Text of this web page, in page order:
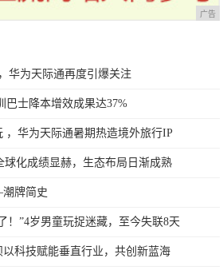
广告
华为天际通再度引爆关注
巴士降本增效成果达37%
，华为天际通暑期热造境外旅行IP
球化成绩显赫，生态布局日渐成熟
牌简史
！”4岁男童玩捉迷藏，至今失联8天
科技赋能垂直行业，共创新蓝海